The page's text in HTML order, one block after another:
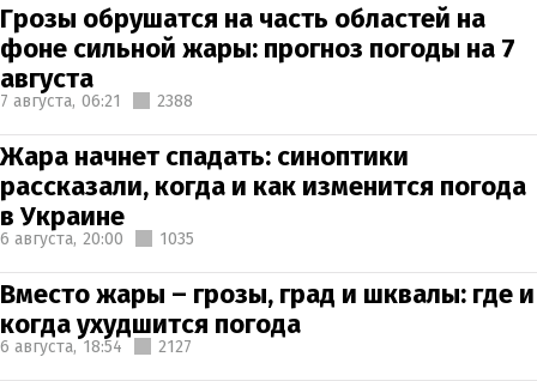
Грозы обрушатся на часть областей на
фоне сильной жары: прогноз погоды на 7
августа
7 августа, 06:21 2388
Жара начнет спадать: синоптики
рассказали, когда и как изменится погода
в Украине
6 августа, 20:00 1035
Вместо жары – грозы, град и шквалы: где и
когда ухудшится погода
6 августа, 18:54 2127